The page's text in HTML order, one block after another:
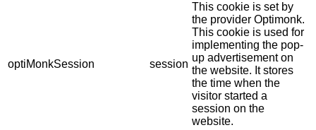
optiMonkSession session
This cookie is set by
the provider Optimonk.
This cookie is used for
implementing the pop-
up advertisement on
the website. It stores
the time when the
visitor started a
session on the
website.